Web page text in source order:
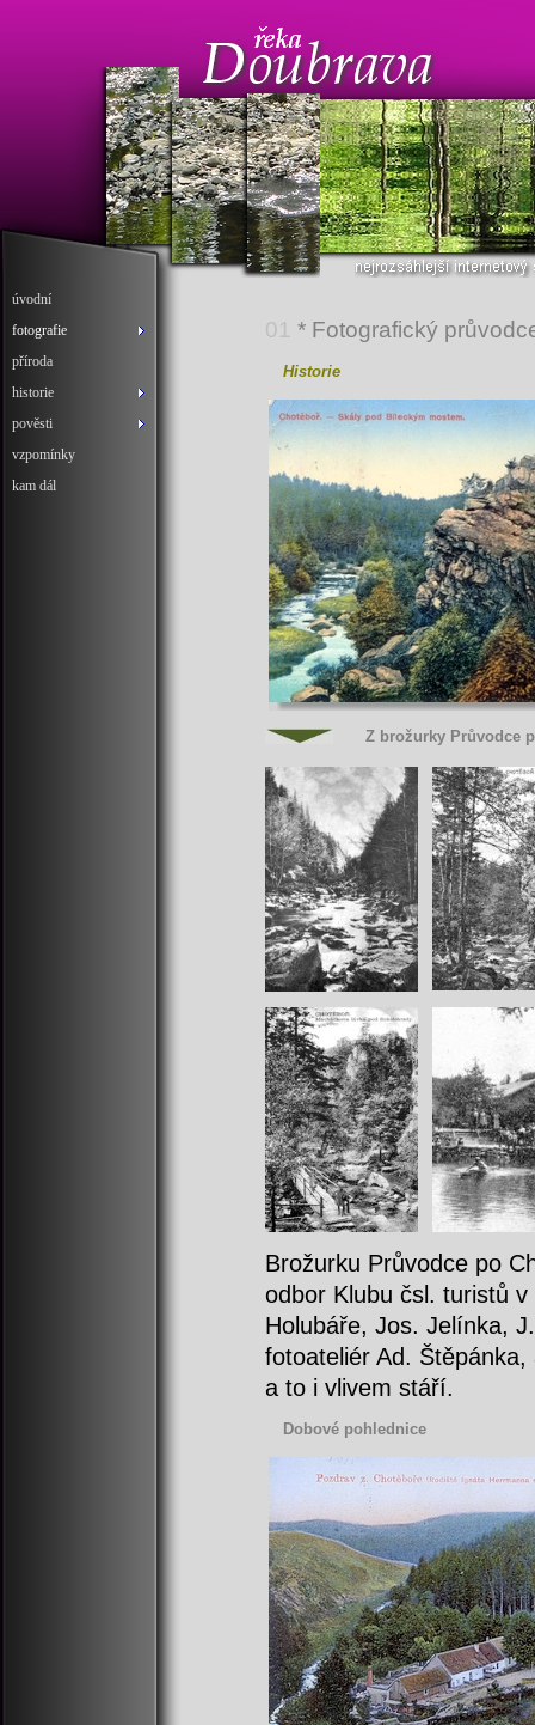
úvodní
fotografie
příroda
historie
pověsti
vzpomínky
kam dál
01 * Fotografický
Historie
Z brožurky Průvodce
Brožurku Průvodce po
odbor Klubu čsl. turistů
Holubáře, Jos. Jelínka,
fotoateliér Ad.
a to i vlivem stáří.
Dobové pohlednice